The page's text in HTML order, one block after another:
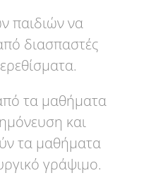
παιδιών να
διασπαστές
τα μαθήματα
και
τα μαθήματα
γράψιμο.